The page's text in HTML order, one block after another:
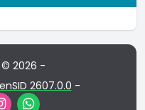
© 2026 -
2607.0.0 -